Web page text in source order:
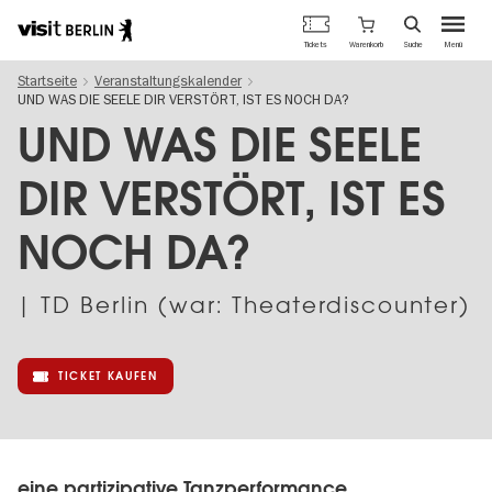
zum
Inhalt
Berlins
offizielles
Tourismusportal
Menü
Tickets Warenkorb Suche
Startseite
Veranstaltungskalender
UND WAS DIE SEELE DIR VERSTÖRT, IST ES NOCH DA?
UND WAS DIE SEELE
DIR VERSTÖRT, IST ES
NOCH DA?
| TD Berlin (war: Theaterdiscounter)
TICKET KAUFEN